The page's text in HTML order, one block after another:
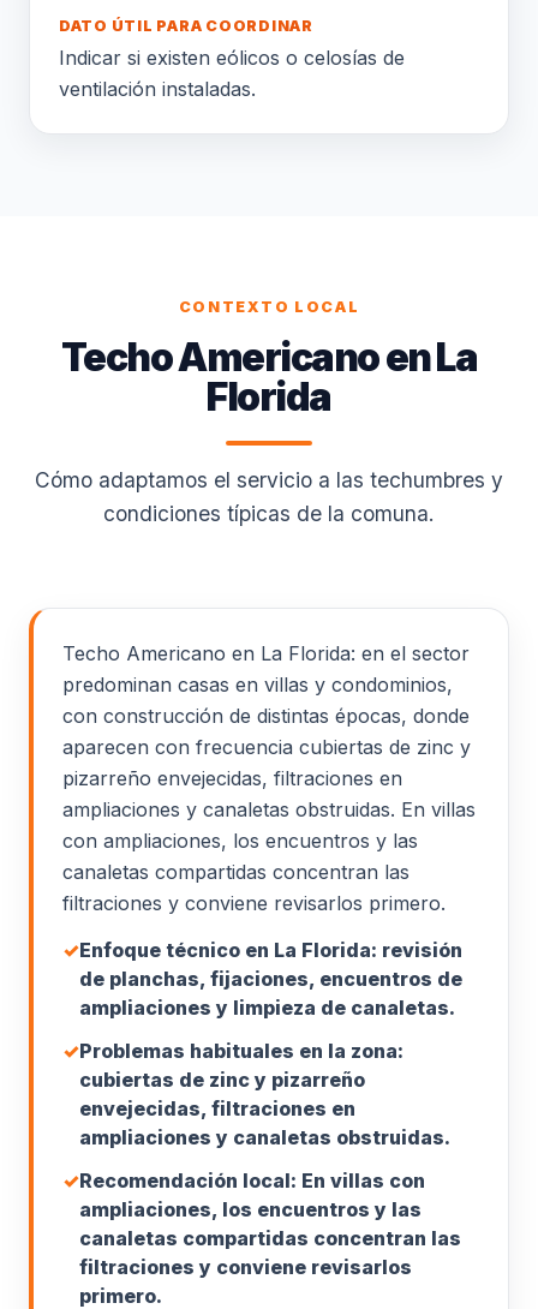
DATO ÚTIL PARA COORDINAR
Indicar si existen eólicos o celosías de
ventilación instaladas.
CONTEXTO LOCAL
Techo Americano en La
Florida
Cómo adaptamos el servicio a las techumbres y
condiciones típicas de la comuna.
Techo Americano en La Florida: en el sector
predominan casas en villas y condominios,
con construcción de distintas épocas, donde
aparecen con frecuencia cubiertas de zinc y
pizarreño envejecidas, filtraciones en
ampliaciones y canaletas obstruidas. En villas
con ampliaciones, los encuentros y las
canaletas compartidas concentran las
filtraciones y conviene revisarlos primero.
✓Enfoque técnico en La Florida: revisión
de planchas, fijaciones, encuentros de
ampliaciones y limpieza de canaletas.
✓Problemas habituales en la zona:
cubiertas de zinc y pizarreño
envejecidas, filtraciones en
ampliaciones y canaletas obstruidas.
✓Recomendación local: En villas con
ampliaciones, los encuentros y las
canaletas compartidas concentran las
filtraciones y conviene revisarlos
primero.